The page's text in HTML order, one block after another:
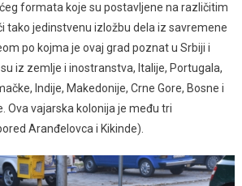
formata koje su postavljene na različitim
tako jedinstvenu izložbu dela iz savremene
po kojma je ovaj grad poznat u Srbiji i
iz zemlje i inostranstva, Italije, Portugala,
Indije, Makedonije, Crne Gore, Bosne i
Ova vajarska kolonija je među tri
Aranđelovca i Kikinde).